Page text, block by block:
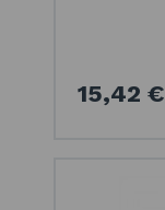
15,42 €